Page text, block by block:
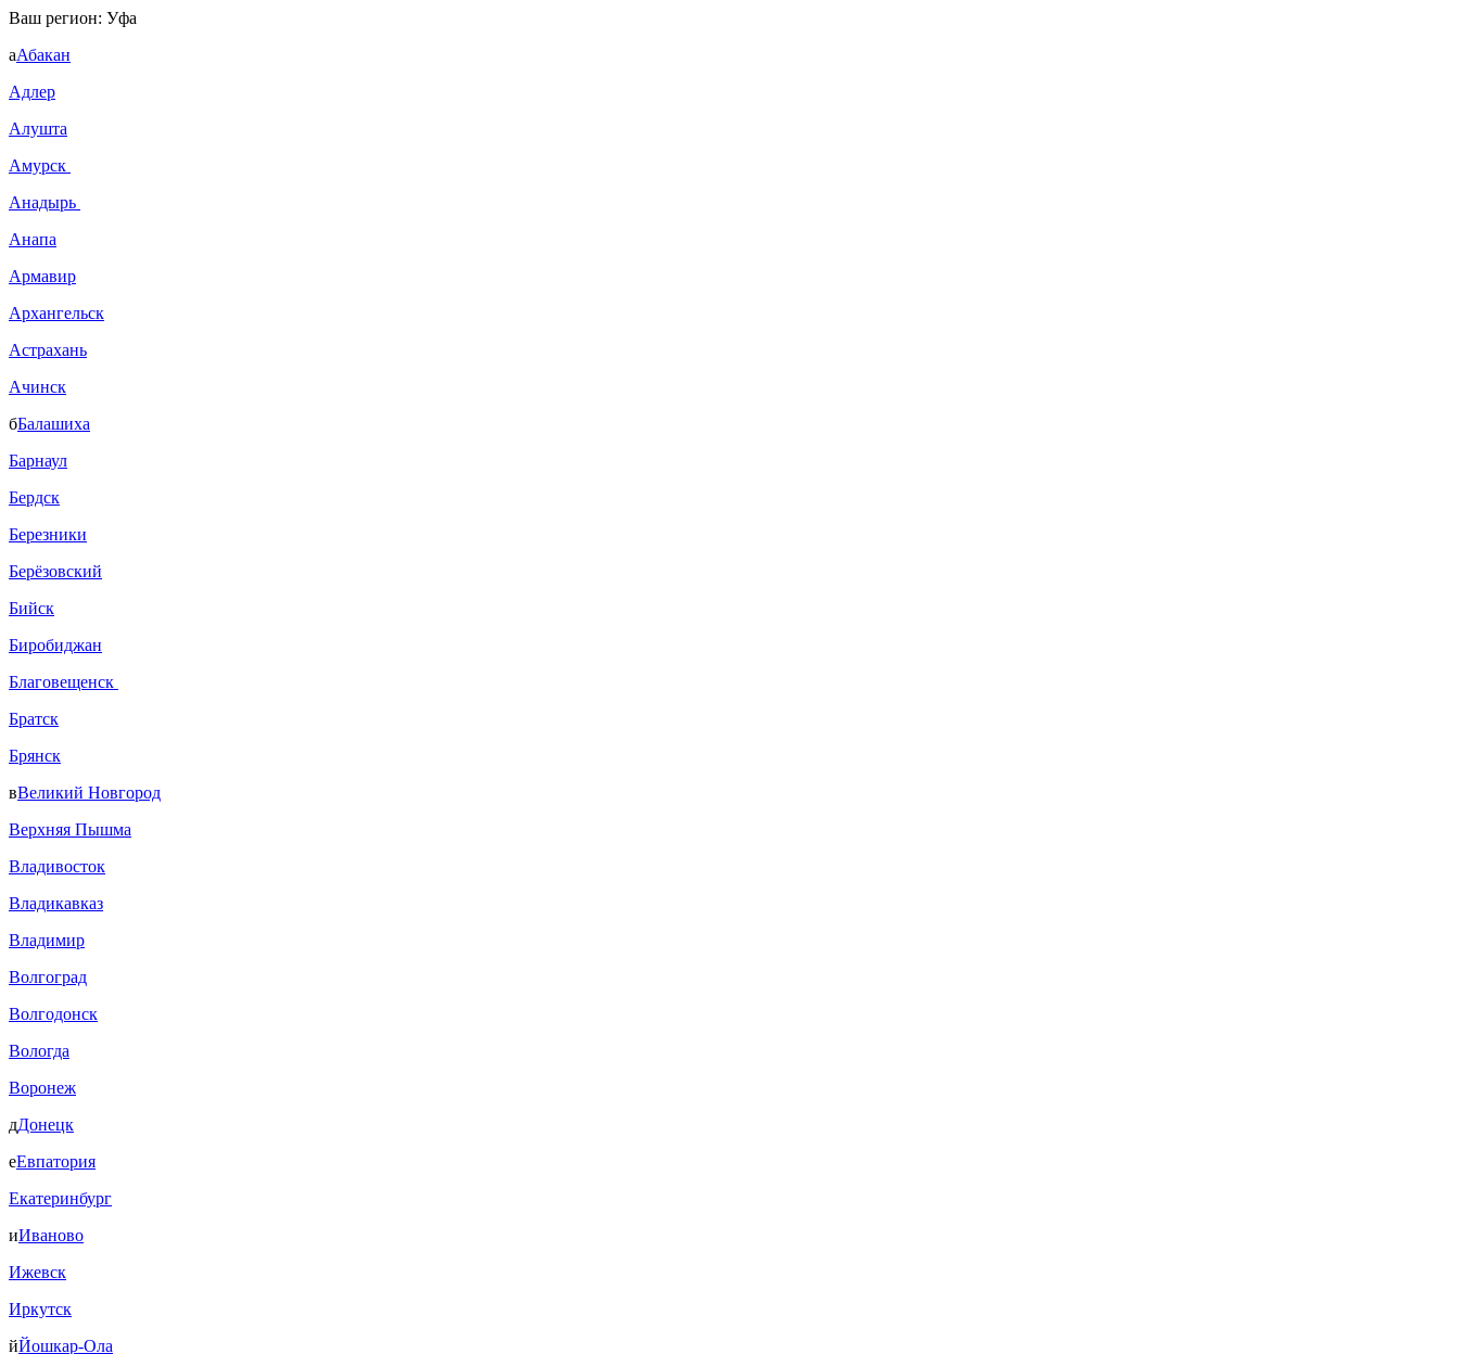
Ваш регион: Уфа
аАбакан
Адлер
Алушта
Амурск
Анадырь
Анапа
Армавир
Архангельск
Астрахань
Ачинск
бБалашиха
Барнаул
Бердск
Березники
Берёзовский
Бийск
Биробиджан
Благовещенск
Братск
Брянск
вВеликий Новгород
Верхняя Пышма
Владивосток
Владикавказ
Владимир
Волгоград
Волгодонск
Вологда
Воронеж
дДонецк
еЕвпатория
Екатеринбург
иИваново
Ижевск
Иркутск
йЙошкар-Ола